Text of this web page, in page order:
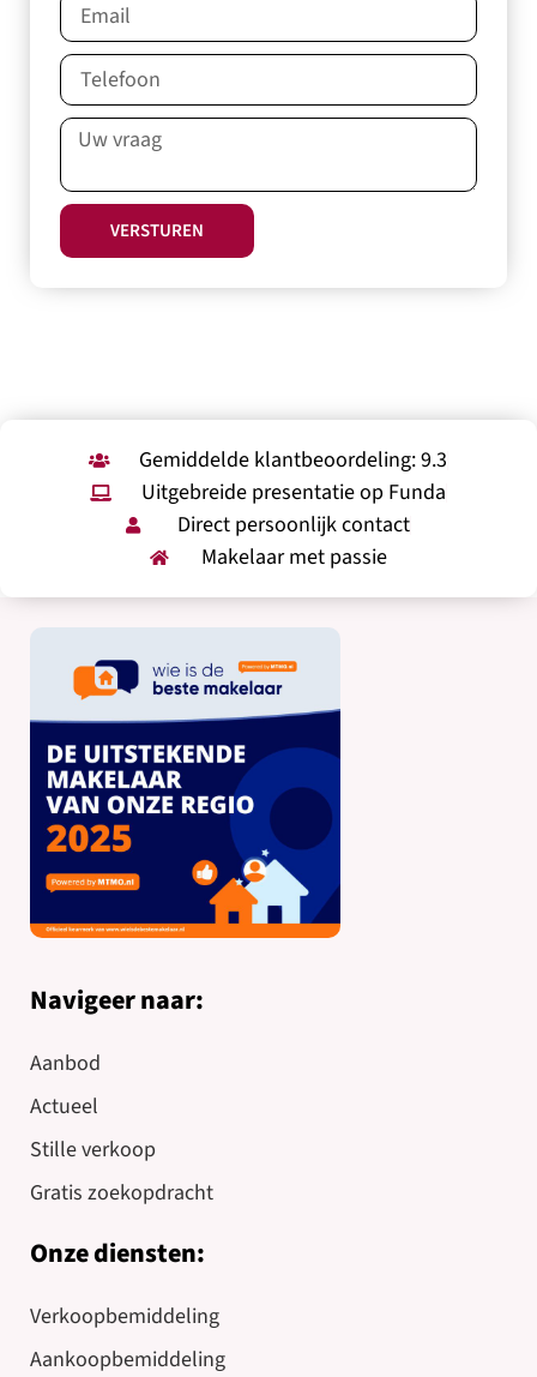
VERSTUREN
Gemiddelde klantbeoordeling: 9.3
Uitgebreide presentatie op Funda
Direct persoonlijk contact
Makelaar met passie
Navigeer naar:
Aanbod
Actueel
Stille verkoop
Gratis zoekopdracht
Onze diensten:
Verkoopbemiddeling
Aankoopbemiddeling